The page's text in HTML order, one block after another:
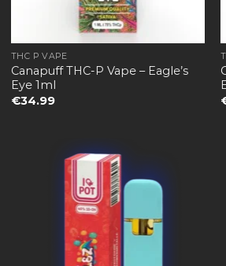
THC P VAPE
Canapuff THC-P Vape – Eagle’s
Eye 1ml
€34.99